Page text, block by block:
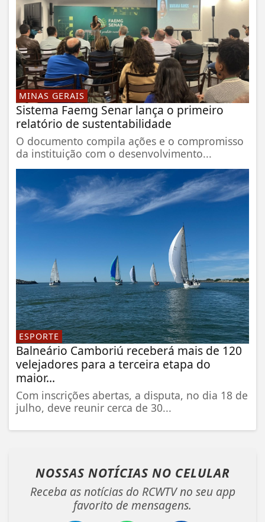
MINAS GERAIS
Sistema Faemg Senar lança o primeiro
relatório de sustentabilidade
O documento compila ações e o compromisso
da instituição com o desenvolvimento...
ESPORTE
Balneário Camboriú receberá mais de 120
velejadores para a terceira etapa do
maior...
Com inscrições abertas, a disputa, no dia 18 de
julho, deve reunir cerca de 30...
NOSSAS NOTÍCIAS NO CELULAR
Receba as notícias do RCWTV no seu app
favorito de mensagens.